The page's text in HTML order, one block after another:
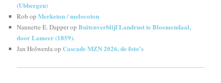
(Ubbergen)
Rob opMerketon / melocoton
Nannette E. DapperopBuitenverblijf Landrust te Bloemendaal,
door Lameer (1859).
Jan HolwerdaopCascade MZN 2026, de foto’s